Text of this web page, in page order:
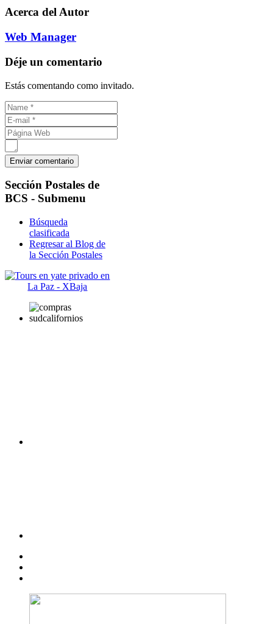
Acerca del Autor
Web Manager
Déje un comentario
Estás comentando como invitado.
Sección Postales de
BCS - Submenu
Búsqueda
clasificada
Regresar al Blog de
la Sección Postales